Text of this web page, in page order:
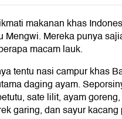
makanan khas
Mengwi. Mereka punya
macam lauk.
tentu nasi campur khas
daging ayam.
sate lilit, ayam
garing, dan sayur kacang